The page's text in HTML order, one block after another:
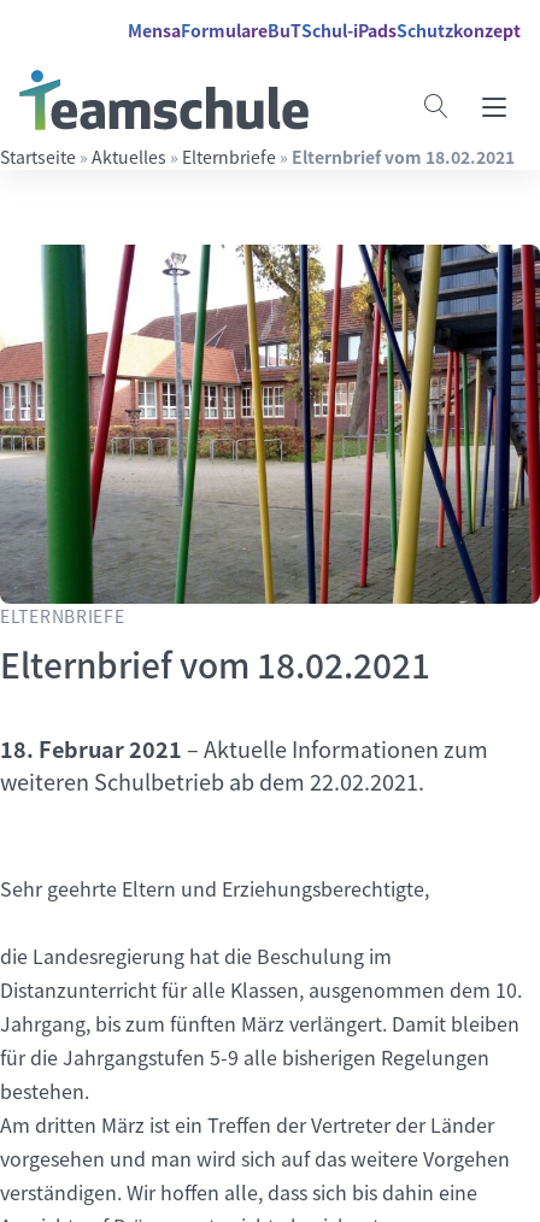
MensaFormulareBuTSchul-iPadsSchutzkonzept
Startseite » Aktuelles » Elternbriefe » Elternbrief vom 18.02.2021
Elternbrief vom 18.02.2021
ELTERNBRIEFE
18. Februar 2021–Aktuelle Informationen zum
weiteren Schulbetrieb ab dem 22.02.2021.
Sehr geehrte Eltern und Erziehungsberechtigte,
die Landesregierung hat die Beschulung im
Distanzunterricht für alle Klassen, ausgenommen dem 10.
Jahrgang, bis zum fünften März verlängert. Damit bleiben
für die Jahrgangstufen 5-9 alle bisherigen Regelungen
bestehen.
Am dritten März ist ein Treffen der Vertreter der Länder
vorgesehen und man wird sich auf das weitere Vorgehen
verständigen. Wir hoffen alle, dass sich bis dahin eine